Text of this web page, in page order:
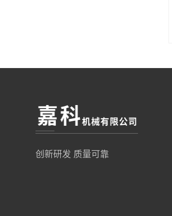
创新研发 质量可靠